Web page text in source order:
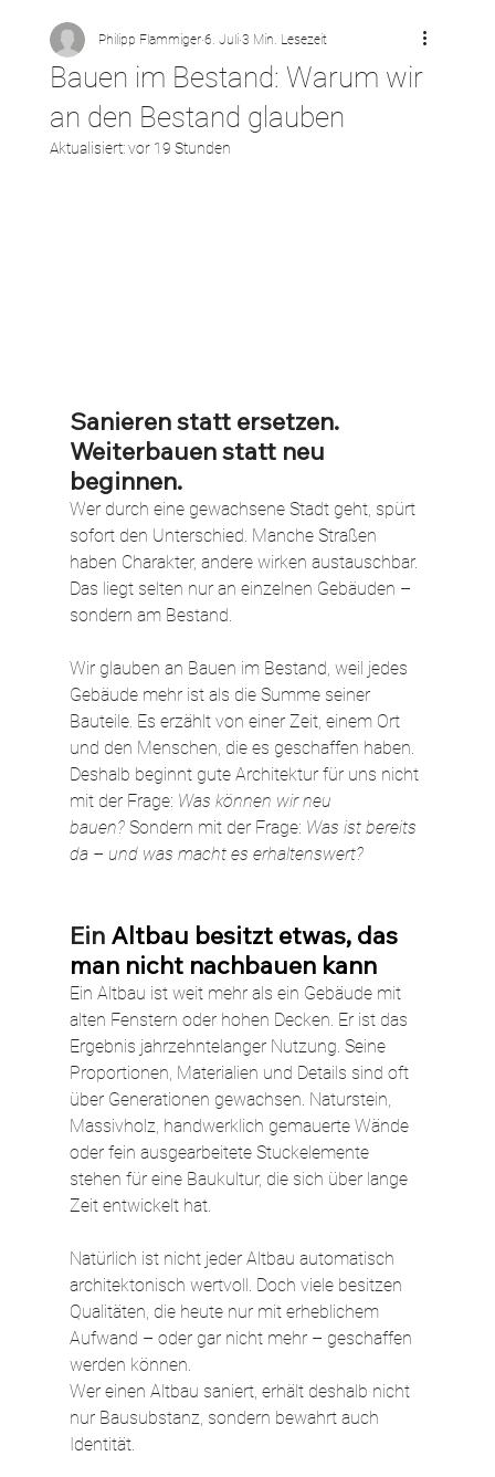
Bauen im Bestand: Warum wir
an den Bestand glauben
Philipp Flammiger 6. Juli 3 Min. Lesezeit
Aktualisiert:vor 19 Stunden
Sanieren statt ersetzen.
Weiterbauen statt neu
beginnen.
Wer durch eine gewachsene Stadt geht, spürt
sofort den Unterschied. Manche Straßen
haben Charakter, andere wirken austauschbar.
Das liegt selten nur an einzelnen Gebäuden –
sondern am Bestand.
Wir glauben an Bauen im Bestand, weil jedes
Gebäude mehr ist als die Summe seiner
Bauteile. Es erzählt von einer Zeit, einem Ort
und den Menschen, die es geschaffen haben.
Deshalb beginnt gute Architektur für uns nicht
mit der Frage: Was können wir neu
bauen? Sondern mit der Frage: Was ist bereits
da – und was macht es erhaltenswert?
Ein Altbau besitzt etwas, das
man nicht nachbauen kann
Ein Altbau ist weit mehr als ein Gebäude mit
alten Fenstern oder hohen Decken. Er ist das
Ergebnis jahrzehntelanger Nutzung. Seine
Proportionen, Materialien und Details sind oft
über Generationen gewachsen. Naturstein,
Massivholz, handwerklich gemauerte Wände
oder fein ausgearbeitete Stuckelemente
stehen für eine Baukultur, die sich über lange
Zeit entwickelt hat.
Natürlich ist nicht jeder Altbau automatisch
architektonisch wertvoll. Doch viele besitzen
Qualitäten, die heute nur mit erheblichem
Aufwand – oder gar nicht mehr – geschaffen
werden können.
Wer einen Altbau saniert, erhält deshalb nicht
nur Bausubstanz, sondern bewahrt auch
Identität.